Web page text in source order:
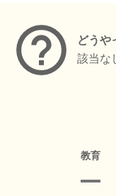
どうや
該当な
教育